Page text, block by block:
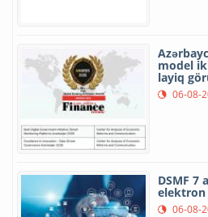
model
layiq
06-08-
DSMF 7
elektron
06-08-